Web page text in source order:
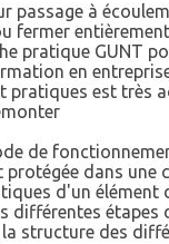
passage à
fermer
pratique GUNT
en
pratiques est très
de
dans une
d'un élément
différentes
structure des